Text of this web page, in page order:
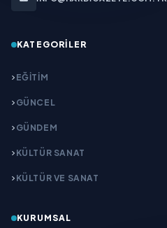
KATEGORILER
EĞITIM
GÜNCEL
GÜNDEM
KÜLTÜR SANAT
KÜLTÜR VE SANAT
KURUMSAL